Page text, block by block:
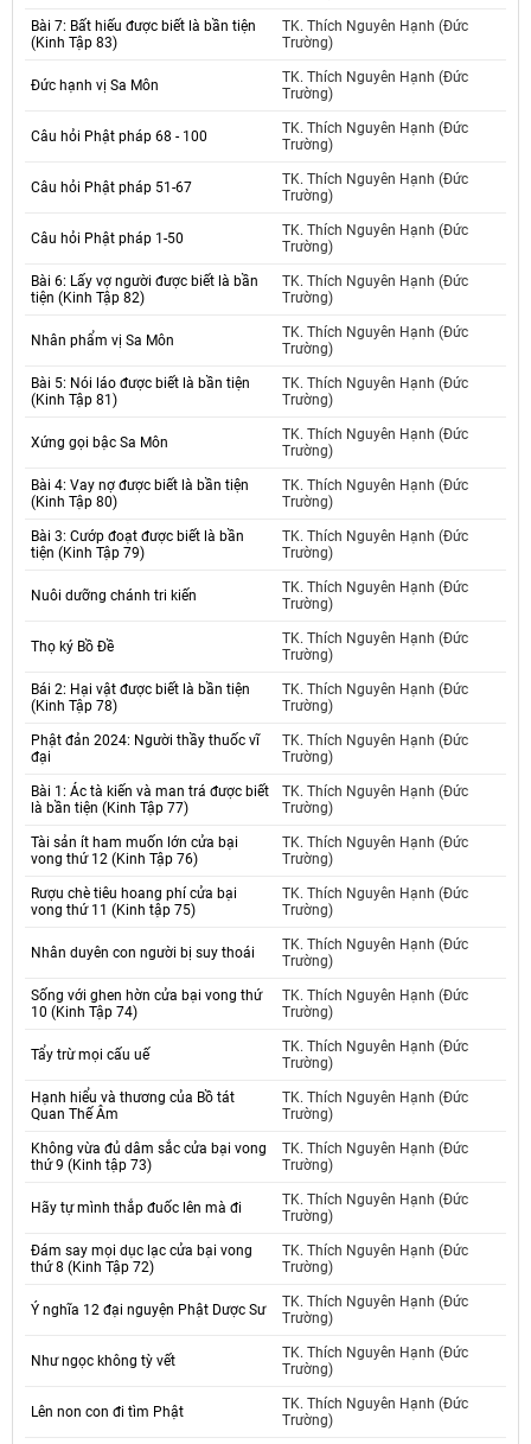
Bài 7: Bất hiếu được biết là bần tiện
(Kinh Tập 83)
TK. Thích Nguyên Hạnh (Đức
Trường)
Đức hạnh vị Sa Môn
TK. Thích Nguyên Hạnh (Đức
Trường)
Câu hỏi Phật pháp 68 - 100
TK. Thích Nguyên Hạnh (Đức
Trường)
Câu hỏi Phật pháp 51-67
TK. Thích Nguyên Hạnh (Đức
Trường)
Câu hỏi Phật pháp 1-50
TK. Thích Nguyên Hạnh (Đức
Trường)
Bài 6: Lấy vợ người được biết là bần
tiện (Kinh Tập 82)
TK. Thích Nguyên Hạnh (Đức
Trường)
Nhân phẩm vị Sa Môn
TK. Thích Nguyên Hạnh (Đức
Trường)
Bài 5: Nói láo được biết là bần tiện
(Kinh Tập 81)
TK. Thích Nguyên Hạnh (Đức
Trường)
Xứng gọi bậc Sa Môn
TK. Thích Nguyên Hạnh (Đức
Trường)
Bài 4: Vay nợ được biết là bần tiện
(Kinh Tập 80)
TK. Thích Nguyên Hạnh (Đức
Trường)
Bài 3: Cướp đoạt được biết là bần
tiện (Kinh Tập 79)
TK. Thích Nguyên Hạnh (Đức
Trường)
Nuôi dưỡng chánh tri kiến
TK. Thích Nguyên Hạnh (Đức
Trường)
Thọ ký Bồ Đề
TK. Thích Nguyên Hạnh (Đức
Trường)
Bái 2: Hại vật được biết là bần tiện
(Kinh Tập 78)
TK. Thích Nguyên Hạnh (Đức
Trường)
Phật đản 2024: Người thầy thuốc vĩ
đại
TK. Thích Nguyên Hạnh (Đức
Trường)
Bài 1: Ác tà kiến và man trá được biết
là bần tiện (Kinh Tập 77)
TK. Thích Nguyên Hạnh (Đức
Trường)
Tài sản ít ham muốn lớn cửa bại
vong thứ 12 (Kinh Tập 76)
TK. Thích Nguyên Hạnh (Đức
Trường)
Rượu chè tiêu hoang phí cửa bại
vong thứ 11 (Kinh tập 75)
TK. Thích Nguyên Hạnh (Đức
Trường)
Nhân duyên con người bị suy thoái
TK. Thích Nguyên Hạnh (Đức
Trường)
Sống với ghen hờn cửa bại vong thứ
10 (Kinh Tập 74)
TK. Thích Nguyên Hạnh (Đức
Trường)
Tẩy trừ mọi cấu uế
TK. Thích Nguyên Hạnh (Đức
Trường)
Hạnh hiểu và thương của Bồ tát
Quan Thế Âm
TK. Thích Nguyên Hạnh (Đức
Trường)
Không vừa đủ dâm sắc cửa bại vong
thứ 9 (Kinh tập 73)
TK. Thích Nguyên Hạnh (Đức
Trường)
Hãy tự mình thắp đuốc lên mà đi
TK. Thích Nguyên Hạnh (Đức
Trường)
Đám say mọi dục lạc cửa bại vong
thứ 8 (Kinh Tập 72)
TK. Thích Nguyên Hạnh (Đức
Trường)
Ý nghĩa 12 đại nguyện Phật Dược Sư
TK. Thích Nguyên Hạnh (Đức
Trường)
Như ngọc không tỳ vết
TK. Thích Nguyên Hạnh (Đức
Trường)
Lên non con đi tìm Phật
TK. Thích Nguyên Hạnh (Đức
Trường)